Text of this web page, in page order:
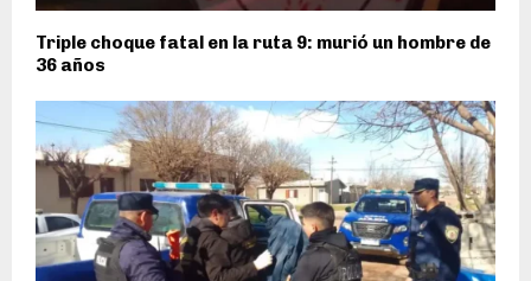
Triple choque fatal en la ruta 9: murió un hombre de
36 años